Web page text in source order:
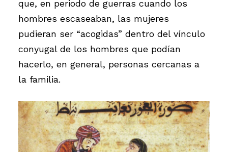
que, en periodo de guerras cuando los
hombres escaseaban, las mujeres
pudieran ser “acogidas” dentro del vínculo
conyugal de los hombres que podían
hacerlo, en general, personas cercanas a
la familia.